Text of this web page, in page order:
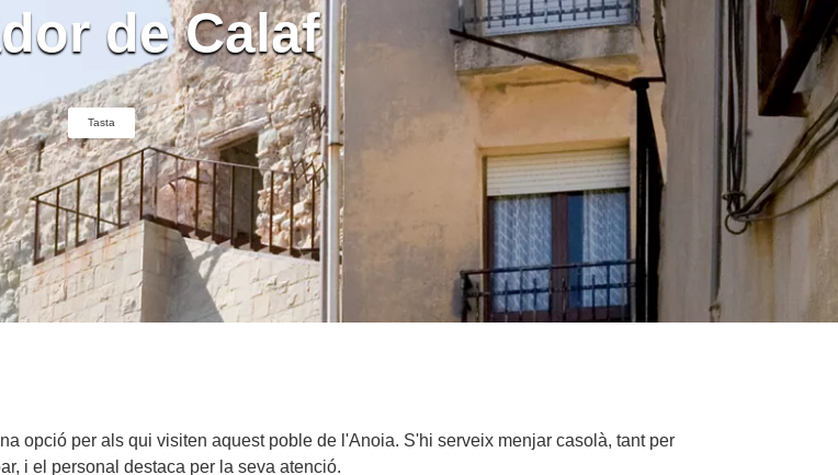
de Calaf
Tasta
opció per als qui visiten aquest poble de l'Anoia. S'hi serveix menjar casolà, tant per
i el personal destaca per la seva atenció.